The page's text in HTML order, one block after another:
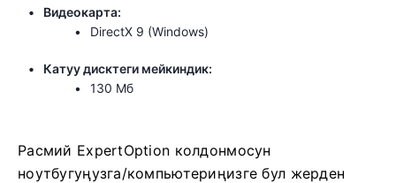
Видеокарта:
DirectX 9 (Windows)
Катуу дисктеги мейкиндик:
130 Мб
Расмий ExpertOption колдонмосун
ноутбугуңузга/компьютериңизге бул жерден